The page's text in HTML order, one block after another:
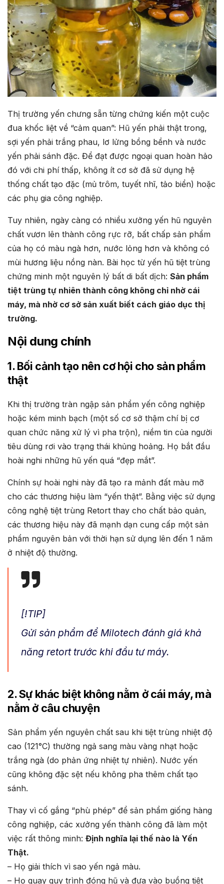
Thị trường yến chưng sẵn từng chứng kiến một cuộc
đua khốc liệt về “cảm quan”: Hũ yến phải thật trong,
sợi yến phải trắng phau, lơ lửng bồng bềnh và nước
yến phải sánh đặc. Để đạt được ngoại quan hoàn hảo
đó với chi phí thấp, không ít cơ sở đã sử dụng hệ
thống chất tạo đặc (mủ trôm, tuyết nhĩ, tảo biển) hoặc
các phụ gia công nghiệp.
Tuy nhiên, ngày càng có nhiều xưởng yến hũ nguyên
chất vươn lên thành công rực rỡ, bất chấp sản phẩm
của họ có màu ngà hơn, nước lỏng hơn và không có
mùi hương liệu nồng nàn. Bài học từ yến hũ tiệt trùng
chứng minh một nguyên lý bất di bất dịch: Sản phẩm
tiệt trùng tự nhiên thành công không chỉ nhờ cái
máy, mà nhờ cơ sở sản xuất biết cách giáo dục thị
trường.
Nội dung chính
1. Bối cảnh tạo nên cơ hội cho sản phẩm
thật
Khi thị trường tràn ngập sản phẩm yến công nghiệp
hoặc kém minh bạch (một số cơ sở thậm chí bị cơ
quan chức năng xử lý vì pha trộn), niềm tin của người
tiêu dùng rơi vào trạng thái khủng hoảng. Họ bắt đầu
hoài nghi những hũ yến quá “đẹp mắt”.
Chính sự hoài nghi này đã tạo ra mảnh đất màu mỡ
cho các thương hiệu làm “yến thật”. Bằng việc sử dụng
công nghệ tiệt trùng Retort thay cho chất bảo quản,
các thương hiệu này đã mạnh dạn cung cấp một sản
phẩm nguyên bản với thời hạn sử dụng lên đến 1 năm
ở nhiệt độ thường.
[!TIP]
Gửi sản phẩm để Milotech đánh giá khả
năng retort trước khi đầu tư máy.
2. Sự khác biệt không nằm ở cái máy, mà
nằm ở câu chuyện
Sản phẩm yến nguyên chất sau khi tiệt trùng nhiệt độ
cao (121°C) thường ngả sang màu vàng nhạt hoặc
trắng ngà (do phản ứng nhiệt tự nhiên). Nước yến
cũng không đặc sệt nếu không pha thêm chất tạo
sánh.
Thay vì cố gắng “phù phép” để sản phẩm giống hàng
công nghiệp, các xưởng yến thành công đã làm một
việc rất thông minh: Định nghĩa lại thế nào là Yến
Thật.
– Họ giải thích vì sao yến ngả màu.
– Họ quay quy trình đóng hũ và đưa vào buồng tiệt